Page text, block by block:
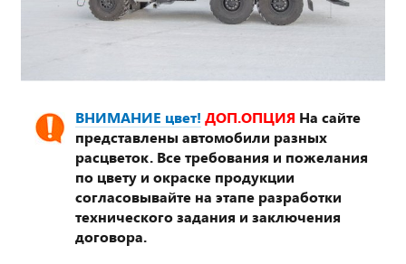
ВНИМАНИЕ цвет! ДОП.ОПЦИЯ На сайте
представлены автомобили разных
расцветок. Все требования и пожелания
по цвету и окраске продукции
согласовывайте на этапе разработки
технического задания и заключения
договора.